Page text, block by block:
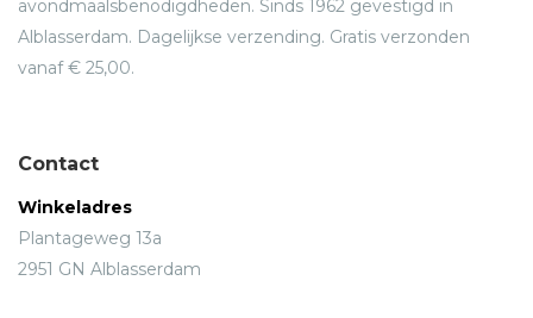
avondmaalsbenodigdheden. Sinds 1962 gevestigd in
Alblasserdam. Dagelijkse verzending. Gratis verzonden
vanaf € 25,00.
Contact
Winkeladres
Plantageweg 13a
2951 GN Alblasserdam